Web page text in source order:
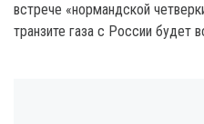
встрече «нормандской
транзите газа с России будет